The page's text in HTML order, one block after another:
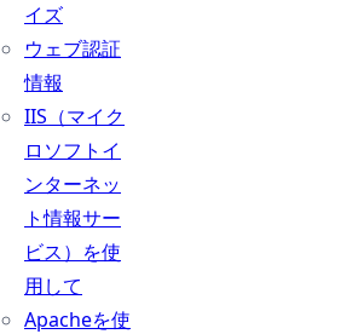
イズ
ウェブ認証
情報
IIS（マイク
ロソフトイ
ンターネッ
ト情報サー
ビス）を使
用して
Apacheを使